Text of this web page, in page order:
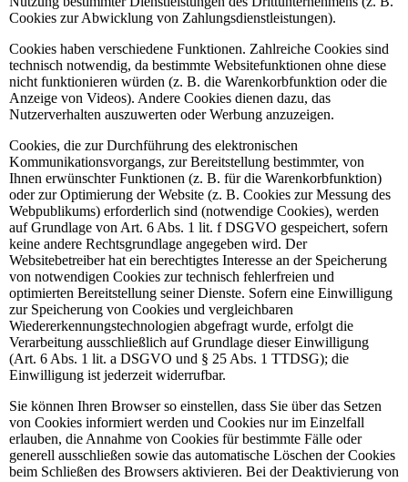
Cookies zur Abwicklung von Zahlungsdienstleistungen).
Cookies haben verschiedene Funktionen. Zahlreiche Cookies sind
technisch notwendig, da bestimmte Websitefunktionen ohne diese
nicht funktionieren würden (z. B. die Warenkorbfunktion oder die
Anzeige von Videos). Andere Cookies dienen dazu, das
Nutzerverhalten auszuwerten oder Werbung anzuzeigen.
Cookies, die zur Durchführung des elektronischen
Kommunikationsvorgangs, zur Bereitstellung bestimmter, von
Ihnen erwünschter Funktionen (z. B. für die Warenkorbfunktion)
oder zur Optimierung der Website (z. B. Cookies zur Messung des
Webpublikums) erforderlich sind (notwendige Cookies), werden
auf Grundlage von Art. 6 Abs. 1 lit. f DSGVO gespeichert, sofern
keine andere Rechtsgrundlage angegeben wird. Der
Websitebetreiber hat ein berechtigtes Interesse an der Speicherung
von notwendigen Cookies zur technisch fehlerfreien und
optimierten Bereitstellung seiner Dienste. Sofern eine Einwilligung
zur Speicherung von Cookies und vergleichbaren
Wiedererkennungstechnologien abgefragt wurde, erfolgt die
Verarbeitung ausschließlich auf Grundlage dieser Einwilligung
(Art. 6 Abs. 1 lit. a DSGVO und § 25 Abs. 1 TTDSG); die
Einwilligung ist jederzeit widerrufbar.
Sie können Ihren Browser so einstellen, dass Sie über das Setzen
von Cookies informiert werden und Cookies nur im Einzelfall
erlauben, die Annahme von Cookies für bestimmte Fälle oder
generell ausschließen sowie das automatische Löschen der Cookies
beim Schließen des Browsers aktivieren. Bei der Deaktivierung von